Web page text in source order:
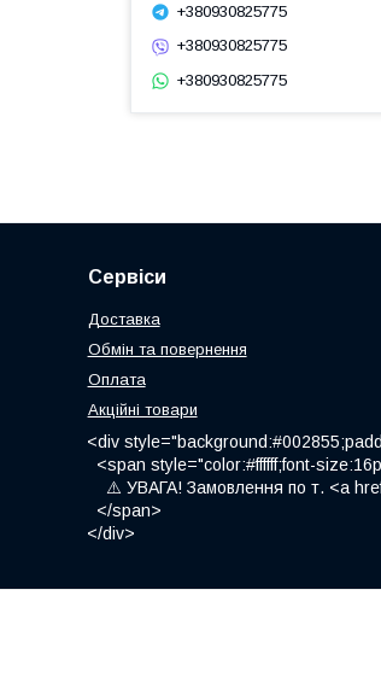
+380930825775
+380930825775
+380930825775
Сервіси
Доставка
Обмін та повернення
Оплата
Акційні товари
<div
<span style="color:#ffffff;font-
⚠️ УВАГА! Замовлення по т. <a
</span>
</div>